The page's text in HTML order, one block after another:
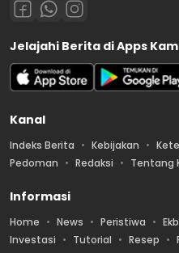
Jelajahi Berita di Apps
Kanal
Indeks Berita Kebijakan
Pedoman
Redaksi Tentang
Informasi
Home News Peristiwa
Investasi
Tutorial Resep